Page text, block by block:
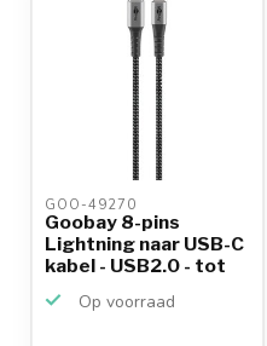
GOO-49270
Goobay 8-pins
Lightning naar USB-C
kabel - USB2.0 - tot
Op voorraad